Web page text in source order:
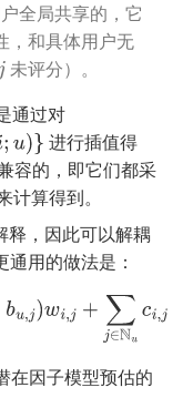
全局共享的，它
，和具体用户无
未评分）。
通过对
进行插值得
容的，即它们都采
计算得到。
释，因此可以解耦
用的做法是：
u, )wi,j+∑ j∈ Nu c ,j
在因子模型预估的